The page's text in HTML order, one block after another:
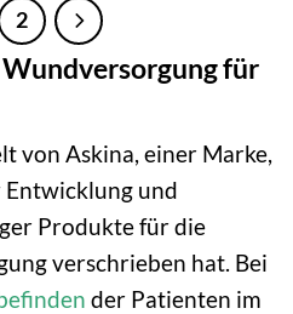
2
für
von Askina, einer Marke,
Entwicklung und
Produkte für die
verschrieben hat. Bei
der Patienten im